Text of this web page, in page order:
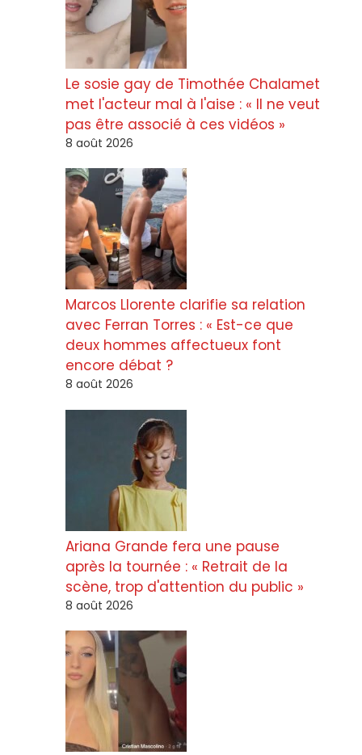
Le sosie gay de Timothée Chalamet
met l'acteur mal à l'aise : « Il ne veut
pas être associé à ces vidéos »
8 août 2026
Marcos Llorente clarifie sa relation
avec Ferran Torres : « Est-ce que
deux hommes affectueux font
encore débat ?
8 août 2026
Ariana Grande fera une pause
après la tournée : « Retrait de la
scène, trop d'attention du public »
8 août 2026